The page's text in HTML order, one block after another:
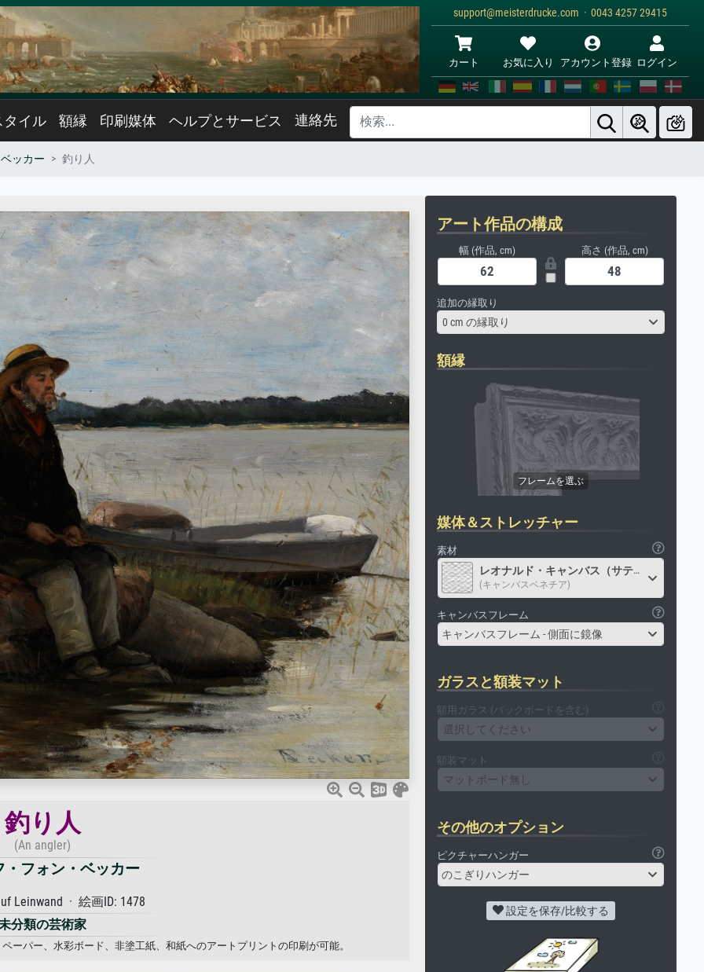
support@meisterdrucke.com · 0043 4257 29415
カート お気に入り アカウント登録 ログイン
タイル 額縁 印刷媒体 ヘルプとサービス 連絡先
ッカー 釣り人
釣り人
(An angler)
・フォン・ベッカー
Leinwand · 絵画ID: 1478
分類の芸術家
ーパー、水彩ボード、非塗工紙、和紙へのアートプリントの印刷が可能。
アート作品の構成
幅 (作品, cm) 高さ (作品, cm)
追加の縁取り
0 cm の縁取り
額縁
媒体＆ストレッチャー
素材
レオナルド・キャンバス（サテン）
(キャンバスベネチア)
キャンバスフレーム
キャンバスフレーム - 側面に鏡像
ガラスと額装マット
額用ガラス (バックボードを含む)
選択してください
額装マット
マットボード無し
その他のオプション
ピクチャーハンガー
のこぎりハンガー
設定を保存/比較する